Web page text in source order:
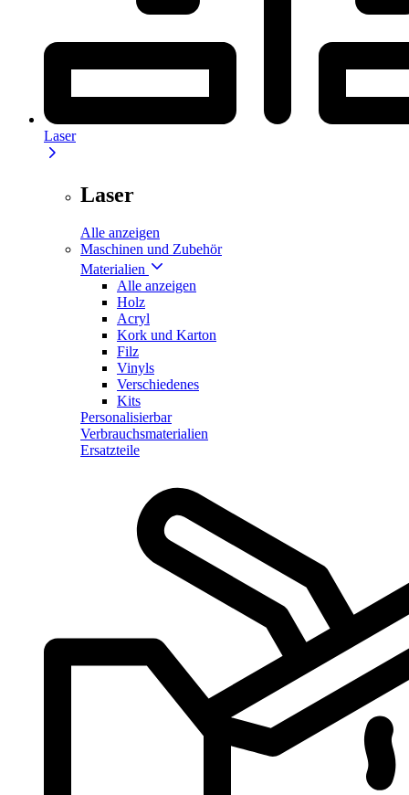
Laser
Laser
Alle anzeigen
Maschinen und Zubehör
Materialien
Alle anzeigen
Holz
Acryl
Kork und Karton
Filz
Vinyls
Verschiedenes
Kits
Personalisierbar
Verbrauchsmaterialien
Ersatzteile